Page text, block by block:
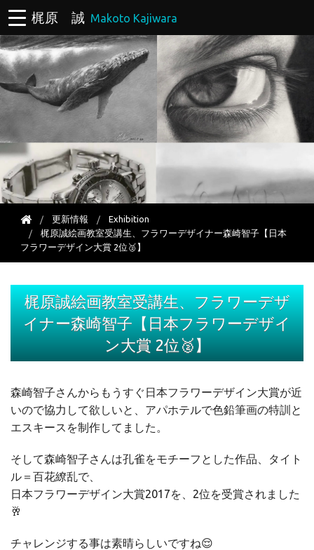
梶原 誠 Makoto Kajiwara
更新情報
Exhibition
梶原誠絵画教室受講生、フラワーデザイナー森崎智子【日本
フラワーデザイン大賞 2位🥈】
梶原誠絵画教室受講生、フラワーデザ
イナー森崎智子【日本フラワーデザイ
ン大賞 2位🥈】
森崎智子さんからもうすぐ日本フラワーデザイン大賞が近
いので協力して欲しいと、アパホテルで色鉛筆画の特訓と
エスキースを制作してました。
そして森崎智子さんは孔雀をモチーフとした作品、タイト
ル＝百花繚乱で、
日本フラワーデザイン大賞2017を、2位を受賞されました
🥂
チャレンジする事は素晴らしいですね😌